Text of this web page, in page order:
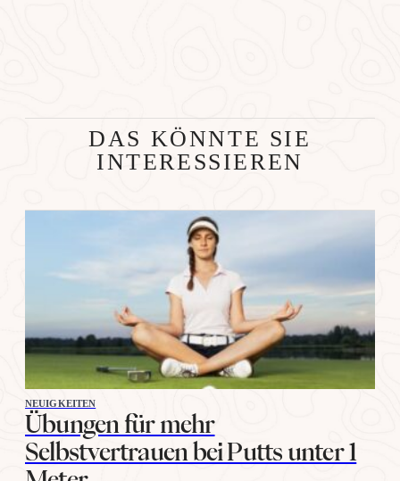
DAS KÖNNTE SIE
INTERESSIEREN
NEUIGKEITEN
Übungen für mehr
Selbstvertrauen bei Putts unter 1